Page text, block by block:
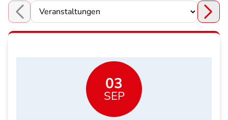
Choose a section
03
SEP